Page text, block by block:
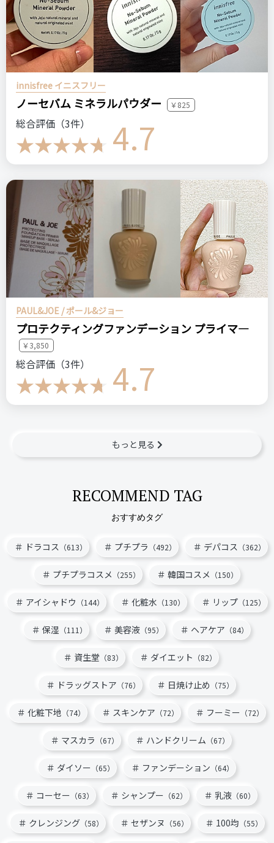
innisfree イニスフリー
ノーセバム ミネラルパウダー ￥825
総合評価（3件） 4.7
PAUL&JOE / ポール&ジョー
プロテクティングファンデーション プライマ―
￥3,850
総合評価（3件） 4.7
もっと見る
RECOMMEND TAG
おすすめタグ
ドラコス （613） プチプラ （492） デパコス （362）
プチプラコスメ （255） 韓国コスメ （150）
アイシャドウ （144） 化粧水 （130） リップ（125）
保湿 （111） 美容液 （95） ヘアケア （84）
資生堂 （83） ダイエット （82）
ドラッグストア （76） 日焼け止め （75）
化粧下地 （74） スキンケア （72） フーミー （72）
マスカラ （67） ハンドクリーム （67）
ダイソー （65） ファンデーション （64）
コーセー （63） シャンプー （62） 乳液（60）
クレンジング（58） セザンヌ （56） 100均 （55）